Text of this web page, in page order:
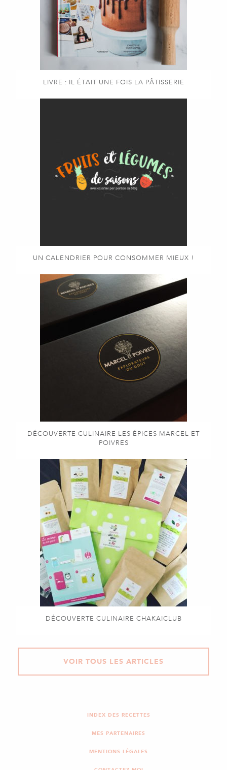
LIVRE : IL ÉTAIT UNE FOIS LA PÂTISSERIE
UN CALENDRIER POUR CONSOMMER MIEUX !
DÉCOUVERTE CULINAIRE LES ÉPICES MARCEL ET
POIVRES
DÉCOUVERTE CULINAIRE CHAKAICLUB
VOIR TOUS LES ARTICLES
INDEX DES RECETTES
MES PARTENAIRES
MENTIONS LÉGALES